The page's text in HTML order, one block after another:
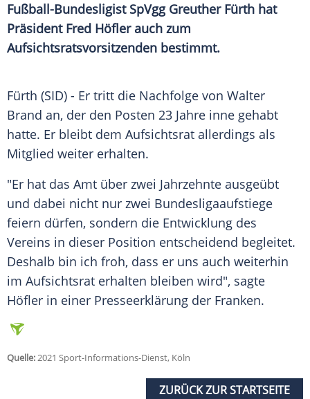
Fußball-Bundesligist SpVgg Greuther Fürth hat
Präsident Fred Höflerauch zum
Aufsichtsratsvorsitzenden bestimmt.
Fürth (SID) - Er tritt die Nachfolge von Walter
Brand an, der den Posten 23 Jahre inne gehabt
hatte. Er bleibt dem Aufsichtsrat allerdings als
Mitglied weiter erhalten.
"Er hat das Amt über zwei Jahrzehnte ausgeübt
und dabei nicht nur zwei Bundesligaaufstiege
feiern dürfen, sondern die Entwicklung des
Vereins in dieser Position entscheidend begleitet.
Deshalb bin ich froh, dass er uns auch weiterhin
im Aufsichtsrat erhalten bleiben wird", sagte
Höfler in einer Presseerklärung der Franken.
Quelle:2021 Sport-Informations-Dienst, Köln
ZURÜCK ZUR STARTSEITE